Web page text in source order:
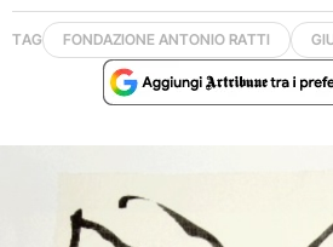
TAG FONDAZIONE ANTONIO RATTI